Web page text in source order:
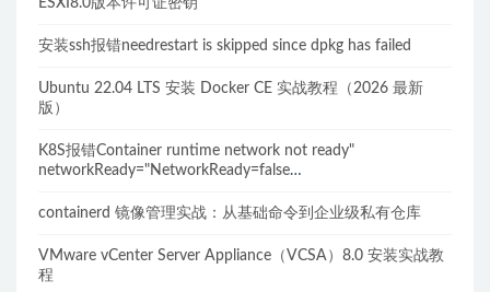
ESXI8.0版本许可证密钥
安装ssh报错needrestart is skipped since dpkg has failed
Ubuntu 22.04 LTS 安装 Docker CE 实战教程（2026 最新
版）
K8S报错Container runtime network not ready"
networkReady="NetworkReady=false
containerd 镜像管理实战：从基础命令到企业级私有仓库
VMware vCenter Server Appliance（VCSA）8.0 安装实战教
程